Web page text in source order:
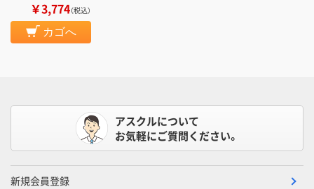
￥3,774（税込）
カゴへ
アスクルについて
お気軽にご質問ください。
新規会員登録